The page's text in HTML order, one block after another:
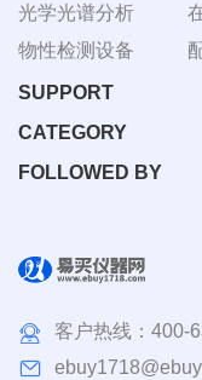
光学光谱分析
物性检测设备
SUPPORT
CATEGORY
FOLLOWED BY
客户热线： 400-